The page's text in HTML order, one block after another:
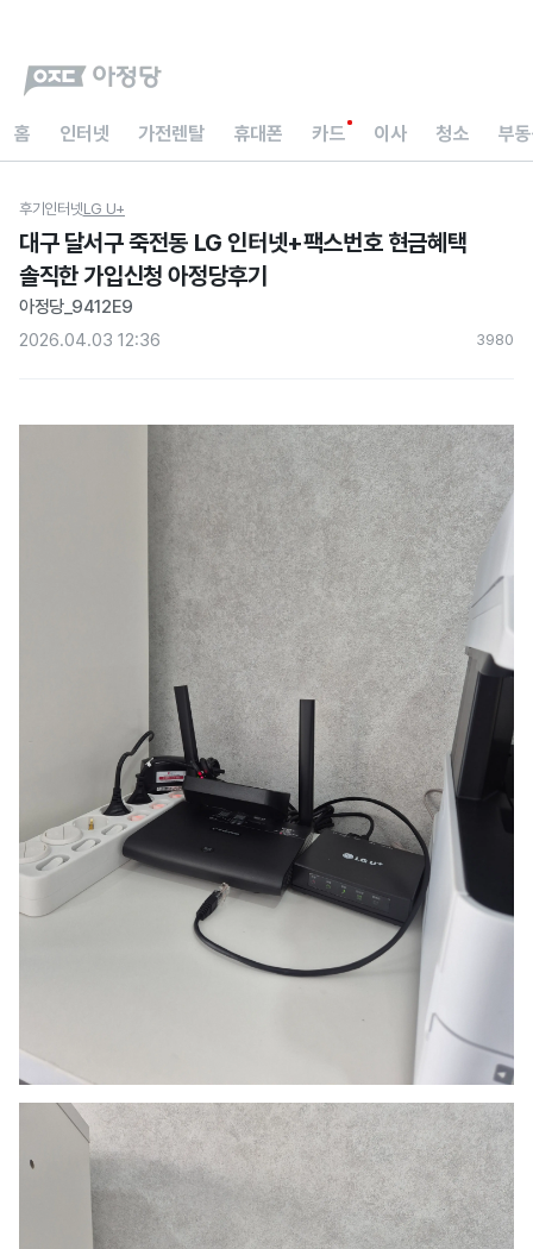
홈 인터넷 가전렌탈 휴대폰 카드 이사 청소 부
후기 인터넷LG U+
대구 달서구 죽전동 LG 인터넷+팩스번호 현금혜택
솔직한 가입신청 아정당후기
아정당_9412E9
2026.04.03 12:36
3980